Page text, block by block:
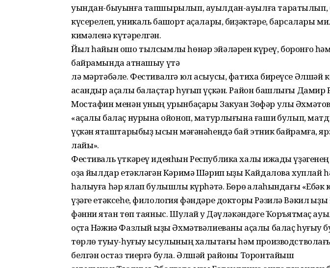
уындан-быуынға тапшырылып, ауылдан-ауылға таратылып,
күсерелеп, уникаль башҡорт аҫалары, биҙәктәре, барсалары
кимәленә күтәрелгән.
Йыл һайын ошо тылсымлы һөнәр эйәләрен күреү, боронғо һәм
байрамында ҡатнашыу үтә
лә мәртәбәле. Фестивалгә юл асыу­сы, фатиха биреүсе Әлшәй
ҡасандыр аҫалы ба­лаҫтар һуғып үҫкән. Район баш­лығы Дамир
Мостафин менән уның урынбаҫары Закуан Зөфәр улы
«аҫалы балаҫ нурына ҡойоноп, матурлығына ғашиҡ булып,
үҫкән яҡташтарыбыҙ ысын мәғәнәһендә бай этник байрамға,
лайыҡ».
Фестиваль үткәреү идеяһын Рес­публика халыҡ ижады
оҙаҡ йылдар етәкләгән Кәримә Шәрип ҡыҙы Кайдалова хуплай
һалыуға һәр яҡлап булышлыҡ күрһәтә. Бөрө ҡалаһындағы «Ебәк
үҙәге етәксеһе, филология фәндәре докторы Рә­зилә Вәкил
фәнни яҡтан төп таяныс. Шулай уҡ Дәүләкәндәге Ҡоръятмаҫ
оҫта Нәжиә Фазлый ҡыҙы Әхмәтвәлиеваны аҫалы балаҫ һуғыу
төрлө туҡыу-һуғыу ысулының халыҡтағы һәм
белгән остаз тиергә була. Әлшәй районы Торонтайыш